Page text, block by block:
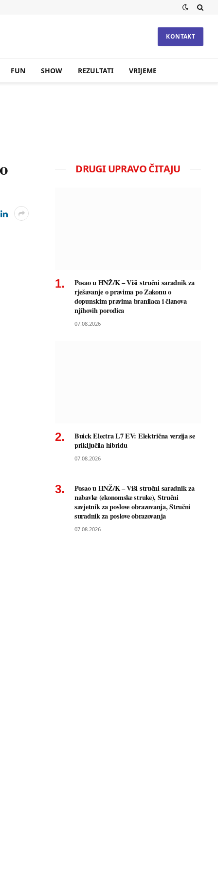
KONTAKT
FUN SHOW REZULTATI VRIJEME
DRUGI UPRAVO ČITAJU
Posao u HNŽ/K – Viši stručni saradnik za
rješavanje o pravima po Zakonu o
dopunskim pravima branilaca i članova
njihovih porodica
07.08.2026
Buick Electra L7 EV: Električna verzija se
priključila hibridu
07.08.2026
Posao u HNŽ/K – Viši stručni saradnik za
nabavke (ekonomske struke), Stručni
savjetnik za poslove obrazovanja, Stručni
suradnik za poslove obrazovanja
07.08.2026